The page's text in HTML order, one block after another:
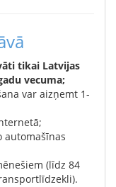
tikai Latvijas
vecuma;
var aizņemt 1-
automašīnas
(līdz 84